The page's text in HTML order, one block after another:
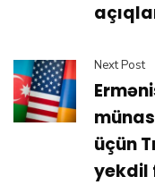
Next Post
üçün
yekdil